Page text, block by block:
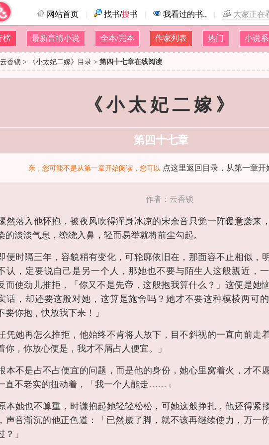
网站首页 找书/搜书 我看过的书.. 大家正在
榜 最新言情小说 全本/完本 作家列表 热门 小说系
云香锁 > 《小太妃二嫁》目录 > 第四十七章在线阅读
《小太妃二嫁》
第四十七章
亲，您可能不是从第一章开始阅读，您可以 点这里返回目录，从第一章开
作者： 云香锁
然落入他怀抱，被夜风吹得浑身冰凉的宋余音只觉一阵暖意袭来
的淡淡气息，缭绕入鼻，轻而易举就将前尘勾起。
便时隔三年，容貌稍有变化，可轮廓依旧在，那面容不止相似，
认，定要说自己是另一个人，那她也不要与陌生人这般親近，
而使劲儿推拒，「你又不是先帝，这般抱我算什么？」这便是她
话，却还要这般对她，这算是施舍吗？她才不要这种模棱两可的
要你抱，快放我下来！」
凭她再怎么推拒，他始终不肯将人放下，目不斜视的一直向前走
你，你放心便是，我才不屑占人便宜。」
本不是占不占便宜的问题，而是他的身份，她心里窝着火，才不
直不老实的扭动着，「我一个人能走……」
本她也不算重，时谦抱起她轻轻松松，可她这般挣扎，他还得紧
声音渐沉的他正色道：「已然崴了脚，就不该再继续使力，万一
？」